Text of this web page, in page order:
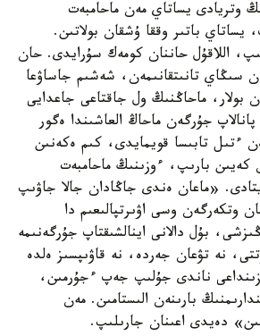
وتريادى يساتاي مەن ماحامبەت
يساتاي باتىر وققا ۇشقان بولاتىن.
اللاقۇل حاننان كومەك سۇرايدى. حان
سىڭاي تانىتقانىمەن، شەشىم جاساۋعا
بولار، ماحاڭنىڭ ول جاقتاعى جاعدايى
جۇرگەن ماحاڭ العاشىندا ەگور
ءتىل تابىسا قويمايدى، كىم ەكەنىن
كەيىن بارىپ، ءوزىنىڭ ماحامبەت
«ماعان ەندى جاڭادان جالا جاۋىپ
وتكەرگەن وسى اۋىرتپالىعىم دا
بۇل دالانى اينالشىقتاپ جۇرگەنىمە
نە تۋعان جەردە، نە قاۋىپسىز ەلدە
ناندى جۇلىپ جەپ ءجۇرمىن،
بارىنەن الىستامىن. مەن
دەيدى اعىنان جارىلىپ.